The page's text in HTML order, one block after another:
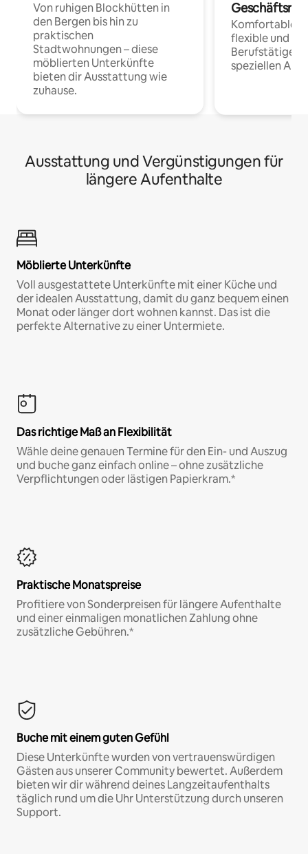
Von ruhigen Blockhütten in
den Bergen bis hin zu
praktischen
Stadtwohnungen – diese
möblierten Unterkünfte
bieten dir Ausstattung wie
zuhause.
Komfortable
flexible und
Berufstätige
speziellen
Ausstattung und Vergünstigungen für
längere Aufenthalte
Möblierte Unterkünfte
Voll ausgestattete Unterkünfte mit einer Küche und
der idealen Ausstattung, damit du ganz bequem einen
Monat oder länger dort wohnen kannst. Das ist die
perfekte Alternative zu einer Untermiete.
Das richtige Maß an Flexibilität
Wähle deine genauen Termine für den Ein- und Auszug
und buche ganz einfach online – ohne zusätzliche
Verpflichtungen oder lästigen Papierkram.*
Praktische Monatspreise
Profitiere von Sonderpreisen für längere Aufenthalte
und einer einmaligen monatlichen Zahlung ohne
zusätzliche Gebühren.*
Buche mit einem guten Gefühl
Diese Unterkünfte wurden von vertrauenswürdigen
Gästen aus unserer Community bewertet. Außerdem
bieten wir dir während deines Langzeitaufenthalts
täglich rund um die Uhr Unterstützung durch unseren
Support.